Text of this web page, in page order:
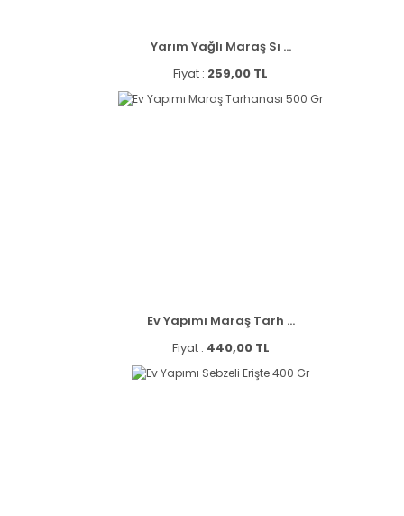
Yarım Yağlı Maraş Sı ...
Fiyat : 259,00 TL
Ev Yapımı Maraş Tarh ...
Fiyat : 440,00 TL